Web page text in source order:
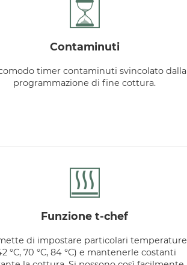
contaminuti
timer contaminuti svincolato dalla
programmazione di fine cottura.
funzione t-chef
di impostare particolari temperature
°C, 70 °C, 84 °C) e mantenerle costanti